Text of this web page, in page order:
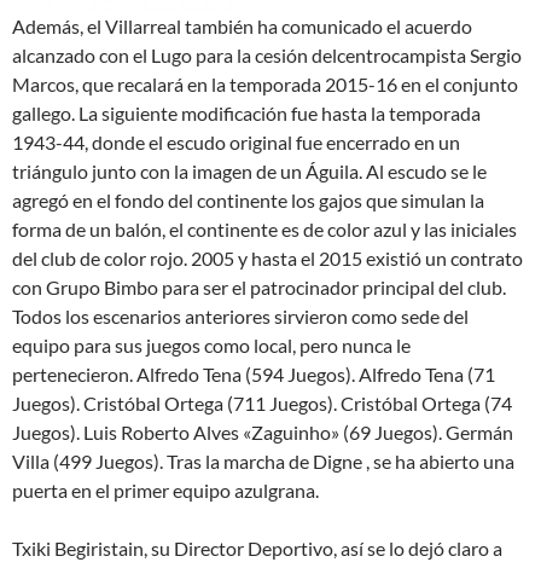
Además, el Villarreal también ha comunicado el acuerdo
alcanzado con el Lugo para la cesión delcentrocampista Sergio
Marcos, que recalará en la temporada 2015-16 en el conjunto
gallego. La siguiente modificación fue hasta la temporada
1943-44, donde el escudo original fue encerrado en un
triángulo junto con la imagen de un Águila. Al escudo se le
agregó en el fondo del continente los gajos que simulan la
forma de un balón, el continente es de color azul y las iniciales
del club de color rojo. 2005 y hasta el 2015 existió un contrato
con Grupo Bimbo para ser el patrocinador principal del club.
Todos los escenarios anteriores sirvieron como sede del
equipo para sus juegos como local, pero nunca le
pertenecieron. Alfredo Tena (594 Juegos). Alfredo Tena (71
Juegos). Cristóbal Ortega (711 Juegos). Cristóbal Ortega (74
Juegos). Luis Roberto Alves «Zaguinho» (69 Juegos). Germán
Villa (499 Juegos). Tras la marcha de Digne , se ha abierto una
puerta en el primer equipo azulgrana.
Txiki Begiristain, su Director Deportivo, así se lo dejó claro a